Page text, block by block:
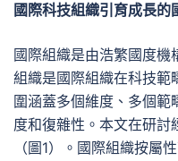
國際科技組織引育成長的
國際組織是由浩繁國度
組織是國際組織在科技範
圍涵蓋多個維度、多個
度和復雜性。本文在研討
（圖1）。國際組織按屬